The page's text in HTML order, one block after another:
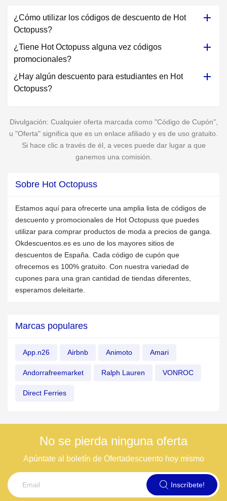
¿Cómo utilizar los códigos de descuento de Hot
Octopuss?
¿Tiene Hot Octopuss alguna vez códigos
promocionales?
¿Hay algún descuento para estudiantes en Hot
Octopuss?
Divulgación: Cualquier oferta marcada como "Código de Cupón",
u "Oferta" significa que es un enlace afiliado y es de uso gratuito.
Si hace clic a través de él, a veces puede dar lugar a que
ganemos una comisión.
Sobre Hot Octopuss
Estamos aquí para ofrecerte una amplia lista de códigos de
descuento y promocionales de Hot Octopuss que puedes
utilizar para comprar productos de moda a precios de ganga.
Okdescuentos.es es uno de los mayores sitios de
descuentos de España. Cada código de cupón que
ofrecemos es 100% gratuito. Con nuestra variedad de
cupones para una gran cantidad de tiendas diferentes,
esperamos deleitarte.
Marcas populares
App.n26 Airbnb Animoto Amari
Andorrafreemarket Ralph Lauren VONROC
Direct Ferries
No se pierda ninguna oferta
Apúntate al boletín de Ofertadescuento hoy mismo
Inscríbete!